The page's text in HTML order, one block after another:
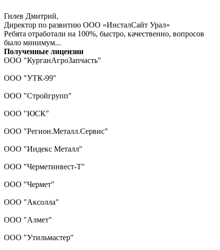
Гилев Дмитрий,
Директор по развитию ООО «ИнсталСайт Урал»
Ребята отработали на 100%, быстро, качественно, вопросов
было минимум...
Полученные лицензии
ООО "КурганАгроЗапчасть"
ООО "УТК-99"
ООО "Стройгрупп"
ООО "ЮСК"
ООО "Регион.Металл.Сервис"
ООО "Индекс Металл"
ООО "Черметинвест-Т"
ООО "Чермет"
ООО "Аксолла"
ООО "Алмет"
ООО "Утильмастер"